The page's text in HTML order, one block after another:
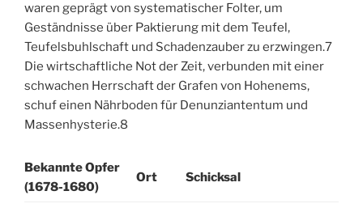
waren geprägt von systematischer Folter, um
Geständnisse über Paktierung mit dem Teufel,
Teufelsbuhlschaft und Schadenzauber zu erzwingen.7
Die wirtschaftliche Not der Zeit, verbunden mit einer
schwachen Herrschaft der Grafen von Hohenems,
schuf einen Nährboden für Denunziantentum und
Massenhysterie.8
Bekannte Opfer
(1678-1680)
Ort Schicksal